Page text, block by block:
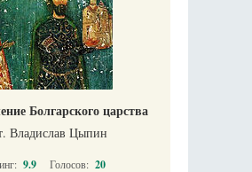
Болгарского царства
Владислав Цыпин
9.9 Голосов: 20